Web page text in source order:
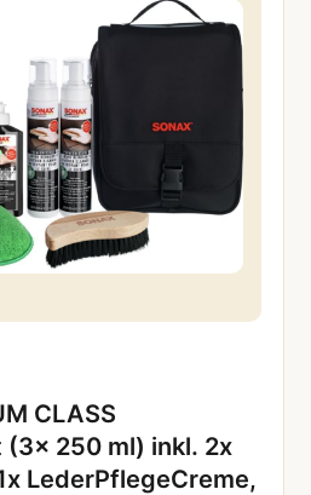
CLASS
(3x 250 ml) inkl. 2x
LederPflegeCreme,